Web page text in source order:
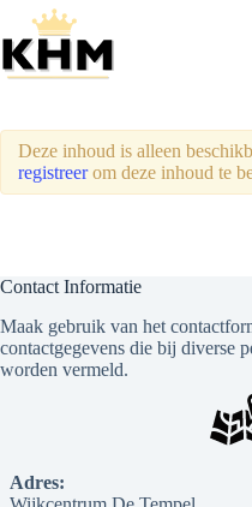
de
inhoud
Profile
Deze inhoud is alleen
registreerom deze inhoud te
Contact Informatie
Maak gebruik van het
contactgegevens die bij diverse
worden vermeld.
Adres: